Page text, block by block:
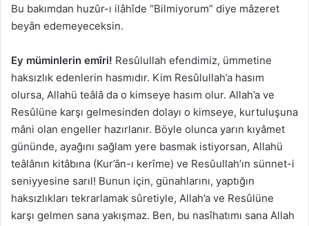
Bu bakımdan huzûr-ı ilâhîde “Bilmiyorum” diye mâzeret
beyân edemeyeceksin.
Ey müminlerin emîri! Resûlullah efendimiz, ümmetine
haksızlık edenlerin hasmıdır. Kim Resûlullah’a hasım
olursa, Allahü teâlâ da o kimseye hasım olur. Allah’a ve
Resûlüne karşı gelmesinden dolayı o kimseye, kurtuluşuna
mâni olan engeller hazırlanır. Böyle olunca yarın kıyâmet
gününde, ayağını sağlam yere basmak istiyorsan, Allahü
teâlânın kitâbına (Kur’ân-ı kerîme) ve Resûullah’ın sünnet-i
seniyyesine sarıl! Bunun için, günahlarını, yaptığın
haksızlıkları tekrarlamak sûretiyle, Allah’a ve Resûlüne
karşı gelmen sana yakışmaz. Ben, bu nasîhatımı sana Allah